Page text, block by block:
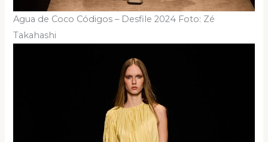
Agua de Coco Códigos – Desfile 2024 Foto: Zé
Takahashi